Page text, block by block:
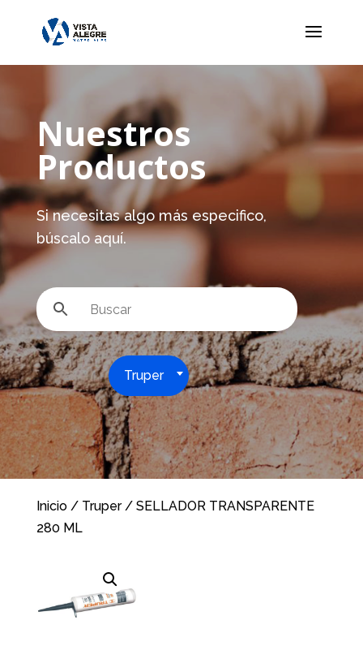
Nuestros
Productos
Si necesitas algo más especifico,
búscalo aquí.
Truper
Inicio/ Truper/ SELLADOR TRANSPARENTE
280 ML